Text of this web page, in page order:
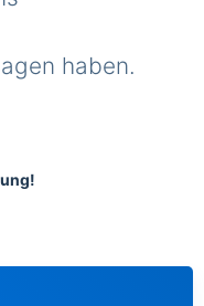
haben.